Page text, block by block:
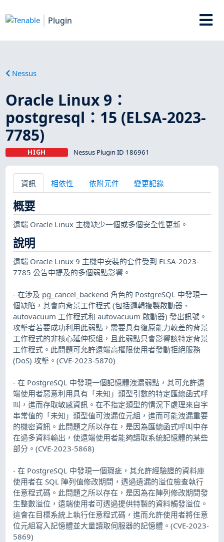
Plugin
Nessus
Oracle Linux 9：
postgresql：15 (ELSA-2023-
7785)
HIGH Nessus Plugin ID 186961
資訊 相依性 依附元件 變更記錄
概要
遠端 Oracle Linux 主機缺少一個或多個安全性更新。
說明
遠端 Oracle Linux 9 主機中安裝的套件受到 ELSA-2023-
7785 公告中提及的多個弱點影響。
- 在涉及 pg_cancel_backend 角色的 PostgreSQL 中發現一
個缺陷，其會向背景工作程式 (包括邏輯複製啟動器、
autovacuum 工作程式和 autovacuum 啟動器) 發出訊號。
攻擊者若要成功利用此弱點，需要具有復原能力較差的背景
工作程式的非核心延伸模組，且此弱點只會影響該特定背景
工作程式。此問題可允許遠端高權限使用者發動拒絕服務
(DoS) 攻擊。(CVE-2023-5870)
- 在 PostgreSQL 中發現一個記憶體洩漏弱點，其可允許遠
端使用者惡意利用具有「未知」類型引數的特定匯總函式呼
叫，進而存取敏感資訊。在不指定類型的情況下處理來自字
串常值的「未知」類型值可洩漏位元組，進而可能洩漏重要
的機密資訊。此問題之所以存在，是因為匯總函式呼叫中存
在過多資料輸出，使遠端使用者能夠讀取系統記憶體的某些
部分。(CVE-2023-5868)
- 在 PostgreSQL 中發現一個瑕疵，其允許經驗證的資料庫
使用者在 SQL 陣列值修改期間，透過遺漏的溢位檢查執行
任意程式碼。此問題之所以存在，是因為在陣列修改期間發
生整數溢位，遠端使用者可透過提供特製的資料觸發溢位。
這會在目標系統上執行任意程式碼，進而允許使用者將任意
位元組寫入記憶體並大量讀取伺服器的記憶體。(CVE-2023-
5869)